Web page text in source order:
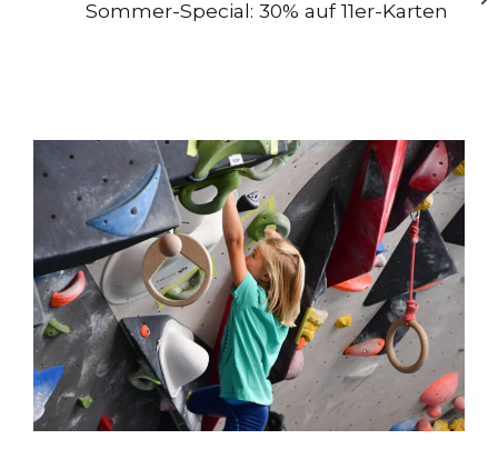
Sommer-Special: 30% auf 11er-Karten